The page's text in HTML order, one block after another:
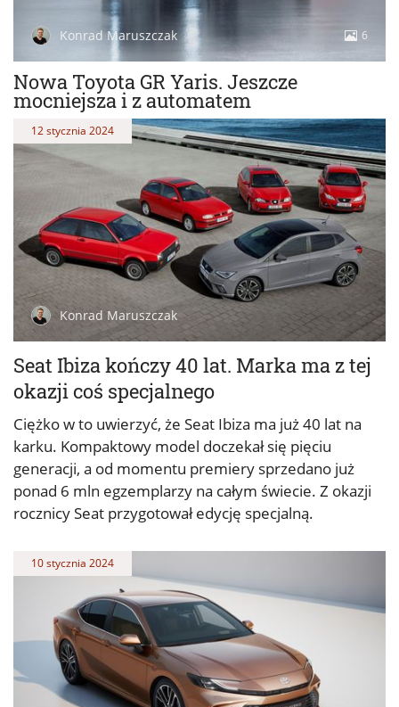
Nowa Toyota GR Yaris. Jeszcze
mocniejsza i z automatem
Konrad Maruszczak 6
Seat Ibiza kończy 40 lat. Marka ma z tej
okazji coś specjalnego
12 stycznia 2024
Konrad Maruszczak
Ciężko w to uwierzyć, że Seat Ibiza ma już 40 lat na
karku. Kompaktowy model doczekał się pięciu
generacji, a od momentu premiery sprzedano już
ponad 6 mln egzemplarzy na całym świecie. Z okazji
rocznicy Seat przygotował edycję specjalną.
10 stycznia 2024